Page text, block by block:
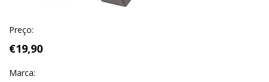
Preço:
€19,90
Marca: